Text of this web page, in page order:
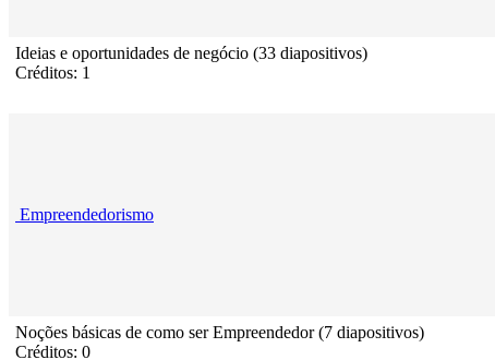
Ideias e oportunidades de negócio (33 diapositivos)
Créditos: 1
Empreendedorismo
Noções básicas de como ser Empreendedor (7 diapositivos)
Créditos: 0